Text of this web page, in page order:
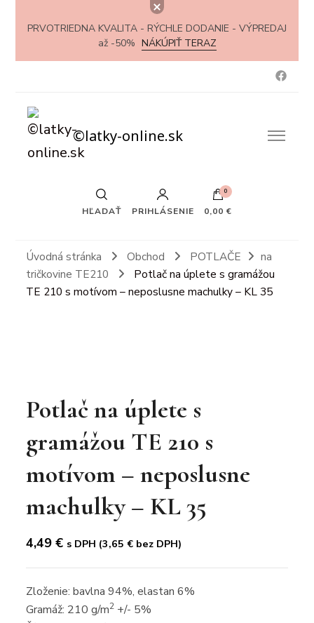
PRVOTRIEDNA KVALITA - RÝCHLE DODANIE - VÝPREDAJ
až -50% NÁKÚPIŤ TERAZ
©latky-online.sk
HĽADAŤ PRIHLÁSENIE
0
0,00 €
Úvodná stránka Obchod POTLAČE
na
tričkovine TE210
Potlač na úplete s gramážou
TE 210 s motívom – neposlusne machulky – KL 35
Potlač na úplete s
gramážou TE 210 s
motívom – neposlusne
machulky – KL 35
4,49€ s DPH (3,65€ bez DPH)
Zloženie: bavlna 94%, elastan 6%
Gramáž: 210 g/m2 +/- 5%